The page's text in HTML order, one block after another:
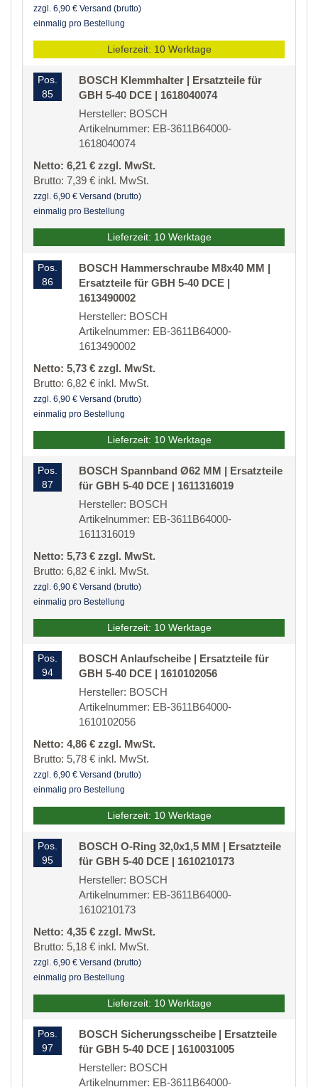
zzgl. 6,90 € Versand (brutto)
einmalig pro Bestellung
Lieferzeit: 10 Werktage
Pos.
85
BOSCH Klemmhalter | Ersatzteile für
GBH 5-40 DCE | 1618040074
Hersteller: BOSCH
Artikelnummer: EB-3611B64000-
1618040074
Netto: 6,21 € zzgl. MwSt.
Brutto: 7,39 € inkl. MwSt.
zzgl. 6,90 € Versand (brutto)
einmalig pro Bestellung
Lieferzeit: 10 Werktage
Pos.
86
BOSCH Hammerschraube M8x40 MM |
Ersatzteile für GBH 5-40 DCE |
1613490002
Hersteller: BOSCH
Artikelnummer: EB-3611B64000-
1613490002
Netto: 5,73 € zzgl. MwSt.
Brutto: 6,82 € inkl. MwSt.
zzgl. 6,90 € Versand (brutto)
einmalig pro Bestellung
Lieferzeit: 10 Werktage
Pos.
87
BOSCH Spannband Ø62 MM | Ersatzteile
für GBH 5-40 DCE | 1611316019
Hersteller: BOSCH
Artikelnummer: EB-3611B64000-
1611316019
Netto: 5,73 € zzgl. MwSt.
Brutto: 6,82 € inkl. MwSt.
zzgl. 6,90 € Versand (brutto)
einmalig pro Bestellung
Lieferzeit: 10 Werktage
Pos.
94
BOSCH Anlaufscheibe | Ersatzteile für
GBH 5-40 DCE | 1610102056
Hersteller: BOSCH
Artikelnummer: EB-3611B64000-
1610102056
Netto: 4,86 € zzgl. MwSt.
Brutto: 5,78 € inkl. MwSt.
zzgl. 6,90 € Versand (brutto)
einmalig pro Bestellung
Lieferzeit: 10 Werktage
Pos.
95
BOSCH O-Ring 32,0x1,5 MM | Ersatzteile
für GBH 5-40 DCE | 1610210173
Hersteller: BOSCH
Artikelnummer: EB-3611B64000-
1610210173
Netto: 4,35 € zzgl. MwSt.
Brutto: 5,18 € inkl. MwSt.
zzgl. 6,90 € Versand (brutto)
einmalig pro Bestellung
Lieferzeit: 10 Werktage
Pos.
97
BOSCH Sicherungsscheibe | Ersatzteile
für GBH 5-40 DCE | 1610031005
Hersteller: BOSCH
Artikelnummer: EB-3611B64000-